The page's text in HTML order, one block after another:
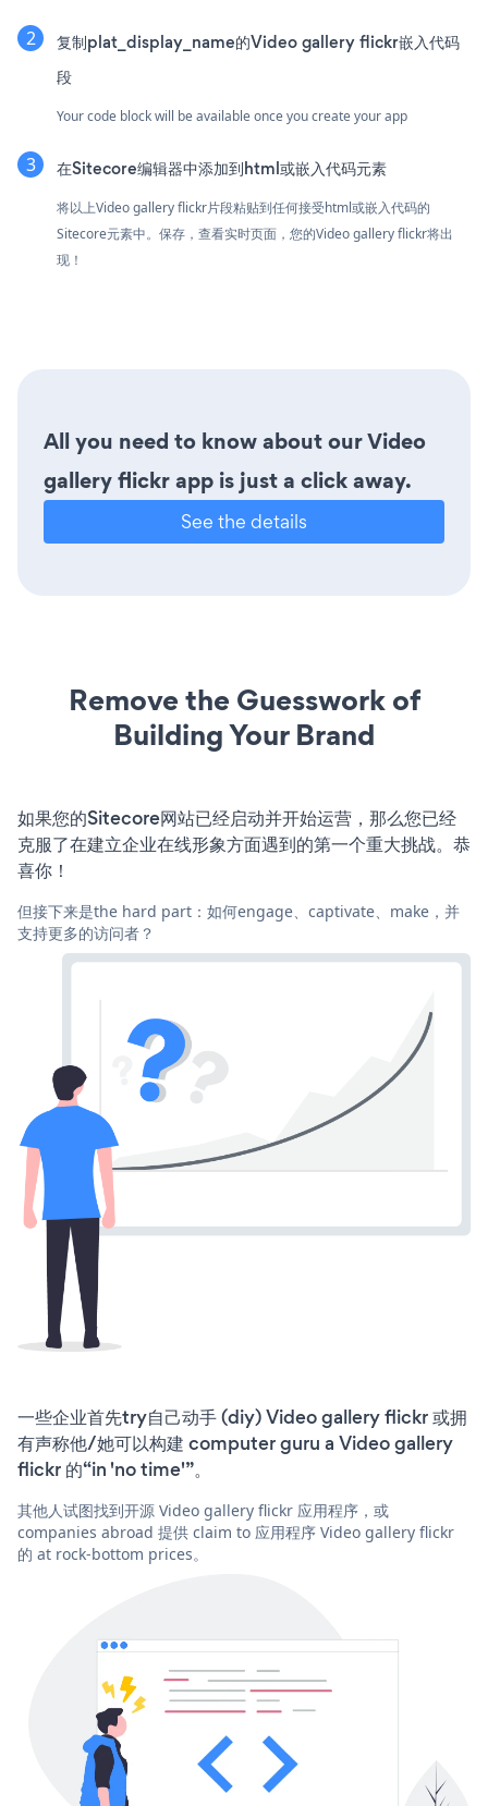
复制plat_display_name的Video gallery flickr嵌入代码
段
Your code block will be available once you create your app
在Sitecore编辑器中添加到html或嵌入代码元素
将以上Video gallery flickr片段粘贴到任何接受html或嵌入代码的
Sitecore元素中。保存，查看实时页面，您的Video gallery flickr将出
现！
All you need to know about our Video
gallery flickr app is just a click away.
See the details
Remove the Guesswork of
Building Your Brand
如果您的Sitecore网站已经启动并开始运营，那么您已经
克服了在建立企业在线形象方面遇到的第一个重大挑战。恭
喜你！
但接下来是the hard part：如何engage、captivate、make，并
支持更多的访问者？
一些企业首先try自己动手 (diy) Video gallery flickr 或拥
有声称他/她可以构建 computer guru a Video gallery
flickr 的“in 'no time'”。
其他人试图找到开源 Video gallery flickr 应用程序，或
companies abroad 提供 claim to 应用程序 Video gallery flickr
的 at rock-bottom prices。